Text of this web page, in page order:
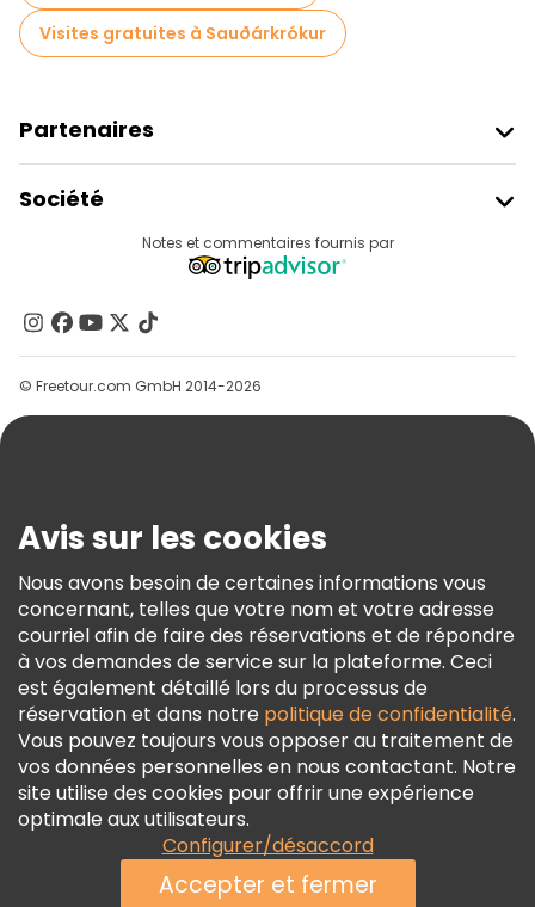
Visites gratuites à Sauðárkrókur
Partenaires
Connexion Du Fournisseur
Programme D’affiliation
Société
Contactez-Nous
Groupes
Aide
Conditions Générales Et Mentions Légales
Politique En Matière De Cookies
Freetour Prix
Programme De Fidélité
Notes et commentaires fournis par
© Freetour.com GmbH 2014-2026
Avis sur les cookies
Nous avons besoin de certaines informations vous
concernant, telles que votre nom et votre adresse
courriel afin de faire des réservations et de répondre
à vos demandes de service sur la plateforme. Ceci
est également détaillé lors du processus de
réservation et dans notre politique de confidentialité.
Vous pouvez toujours vous opposer au traitement de
vos données personnelles en nous contactant. Notre
site utilise des cookies pour offrir une expérience
optimale aux utilisateurs.
Configurer/désaccord
Accepter et fermer